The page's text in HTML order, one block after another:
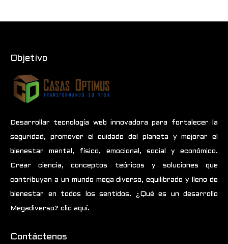
Objetivo
Desarrollar tecnología web innovadora para fortalecer la
seguridad, promover el cuidado del planeta y mejorar el
bienestar mental, físico, emocional, social y económico.
Crear ciencia, conceptos teóricos y soluciones que
contribuyan a un mundo mega diverso, equilibrado y lleno de
bienestar en todos los sentidos. ¿Qué es un desarrollo
Megadiverso? clic aquí.
Contáctenos